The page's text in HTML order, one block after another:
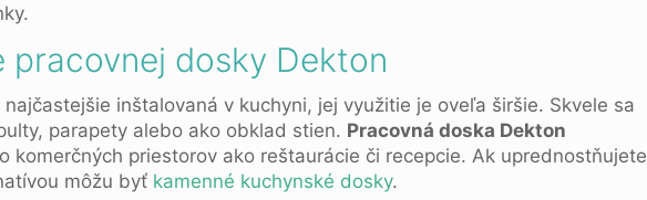
pracovnej dosky Dekton
najčastejšie inštalovaná v kuchyni, jej využitie je oveľa širšie. Skvele sa
parapety alebo ako obklad stien. Pracovná doska Dekton
komerčných priestorov ako reštaurácie či recepcie. Ak uprednostňujete
môžu byť kamenné kuchynské dosky.